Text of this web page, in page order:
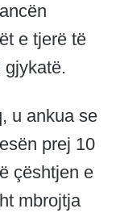
e tjerë të
gjykatë.
u ankua se
prej 10
çështjen e
mbrojtja